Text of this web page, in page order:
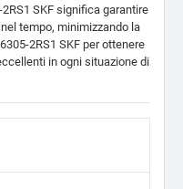
SKF significa garantire
tempo, minimizzando la
2RS1 SKF per ottenere
in ogni situazione di